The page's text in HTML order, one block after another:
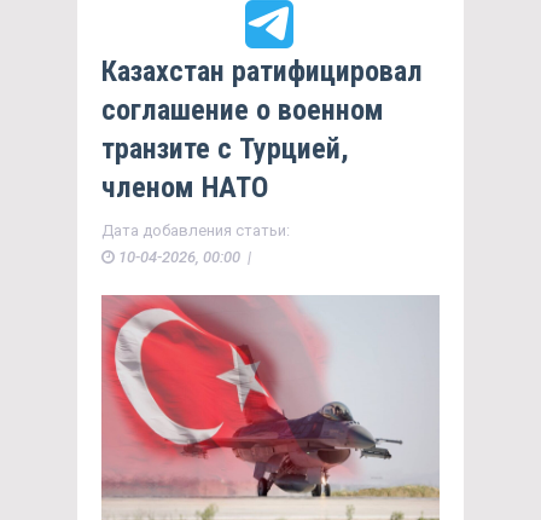
Казахстан ратифицировал
соглашение о военном
транзите с Турцией,
членом НАТО
Дата добавления статьи:
10-04-2026, 00:00 |